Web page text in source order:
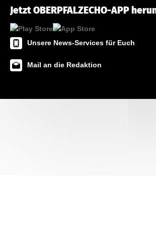
Jetzt OBERPFALZECHO-APP
Unsere News-Services für Euch
Mail an die Redaktion